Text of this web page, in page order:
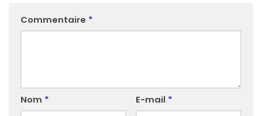
Commentaire *
Nom * E-mail *